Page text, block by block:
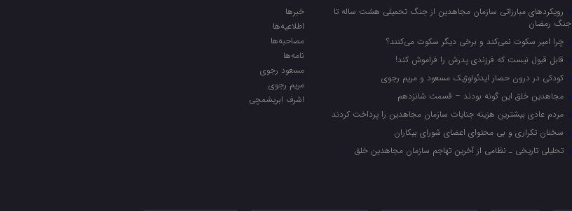
رویکرد‌های مبارزاتی سازمان مجاهدین از جنگ تحمیلی هشت ساله تا
جنگ رمضان
چرا امیر سکوت نمی‌کند و برخی دیگر سکوت می‌کنند؟
قابل قبول نیست که فرزندی پدرش را فراموش کند!
کودکی در درون حصار ایدئولوژیک مسعود و مریم رجوی
مجاهدین خلق این گونه بودند – قسمت شانزدهم
مردم عادی بیشترین هزینه جنایات سازمان مجاهدین را پرداخت کردند
سخنان تکراری و بی محتوای اعضای شورای بیکاران
تحلیلی تاریخی ـ نظامی از آخرین تهاجم سازمان مجاهدین خلق
خبرها
اطلاعیه‌ها
مصاحبه‌ها
نامه‌ها
مسعود رجوی
مریم رجوی
اشرف ابریشمچی